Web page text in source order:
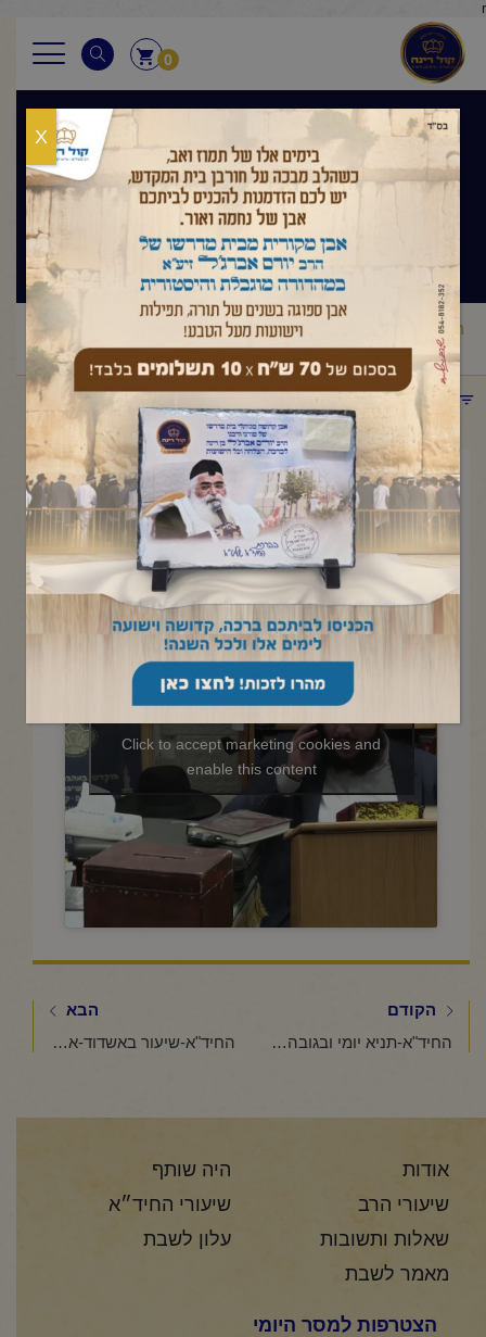
r
0
הלכה ואגדה
שיעור ערב
ראשי הלכה ואגדה שיעור ערב
החיד"א-שיעור
ערב בהלכה ובאגדה-אור לכ"ח כסלו תשפ"ו
תפריט קטגוריות
החיד"א-שיעור ערב בהלכה
ובאגדה-אור לכ"ח כסלו תשפ"ו
ינואר 12, 2026
Click to accept marketing cookies and
enable this content
הקודם
החיד"א-תניא יומי ובגובה העיניים-כ"ז כסלו תשפ"ו
הבא
החיד"א-שיעור באשדוד-אור לכ"ח כסלו תשפ"ו
אודות
היה שותף
שיעורי הרב
שיעורי החיד״א
שאלות ותשובות
עלון לשבת
מאמר לשבת
הצטרפות למסר היומי
X